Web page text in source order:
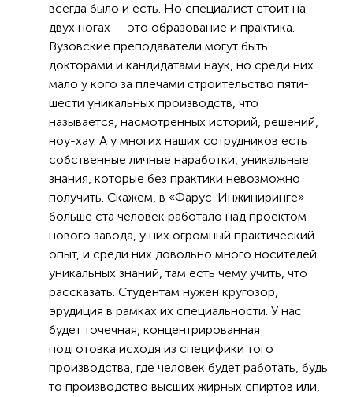
всегда было и есть. Но специалист стоит на
двух ногах — это образование и практика.
Вузовские преподаватели могут быть
докторами и кандидатами наук, но среди них
мало у кого за плечами строительство пяти-
шести уникальных производств, что
называется, насмотренных историй, решений,
ноу-хау. А у многих наших сотрудников есть
собственные личные наработки, уникальные
знания, которые без практики невозможно
получить. Скажем, в «Фарус-Инжиниринге»
больше ста человек работало над проектом
нового завода, у них огромный практический
опыт, и среди них довольно много носителей
уникальных знаний, там есть чему учить, что
рассказать. Студентам нужен кругозор,
эрудиция в рамках их специальности. У нас
будет точечная, концентрированная
подготовка исходя из специфики того
производства, где человек будет работать, будь
то производство высших жирных спиртов или,